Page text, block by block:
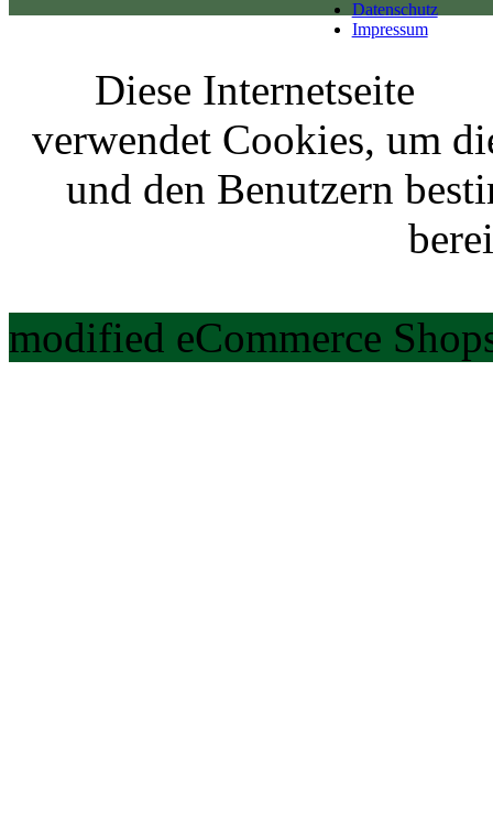
Datenschutz
Impressum
Diese Internetseite
verwendet Cookies, um
und den Benutzern
modified eCommerce